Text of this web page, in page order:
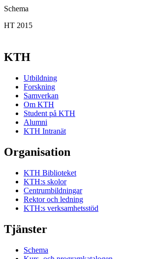
Schema
HT 2015
KTH
Utbildning
Forskning
Samverkan
Om KTH
Student på KTH
Alumni
KTH Intranät
Organisation
KTH Biblioteket
KTH:s skolor
Centrumbildningar
Rektor och ledning
KTH:s verksamhetsstöd
Tjänster
Schema